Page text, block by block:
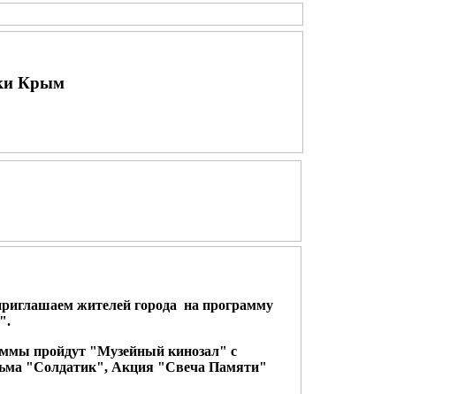
Крым
жителей города на программу
пройдут "Музейный кинозал" с
"Солдатик", Акция "Свеча Памяти"